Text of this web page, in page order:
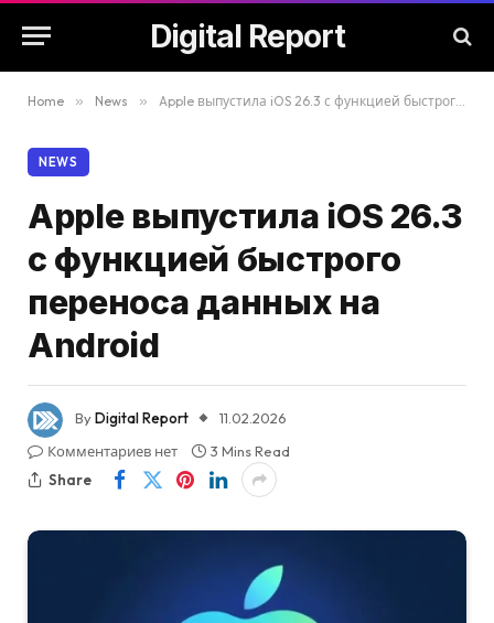
Digital Report
Home » News » Apple выпустила iOS 26.3 с функцией быстрого переноса данных на Android
NEWS
Apple выпустила iOS 26.3
с функцией быстрого
переноса данных на
Android
ByDigital Report
11.02.2026
Комментариев нет
3 Mins Read
Share